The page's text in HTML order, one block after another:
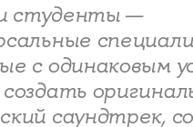
студенты —
с одинаковым
саундтрек,